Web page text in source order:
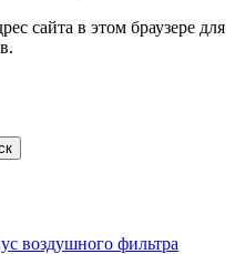
сайта в этом браузере для
воздушного фильтра